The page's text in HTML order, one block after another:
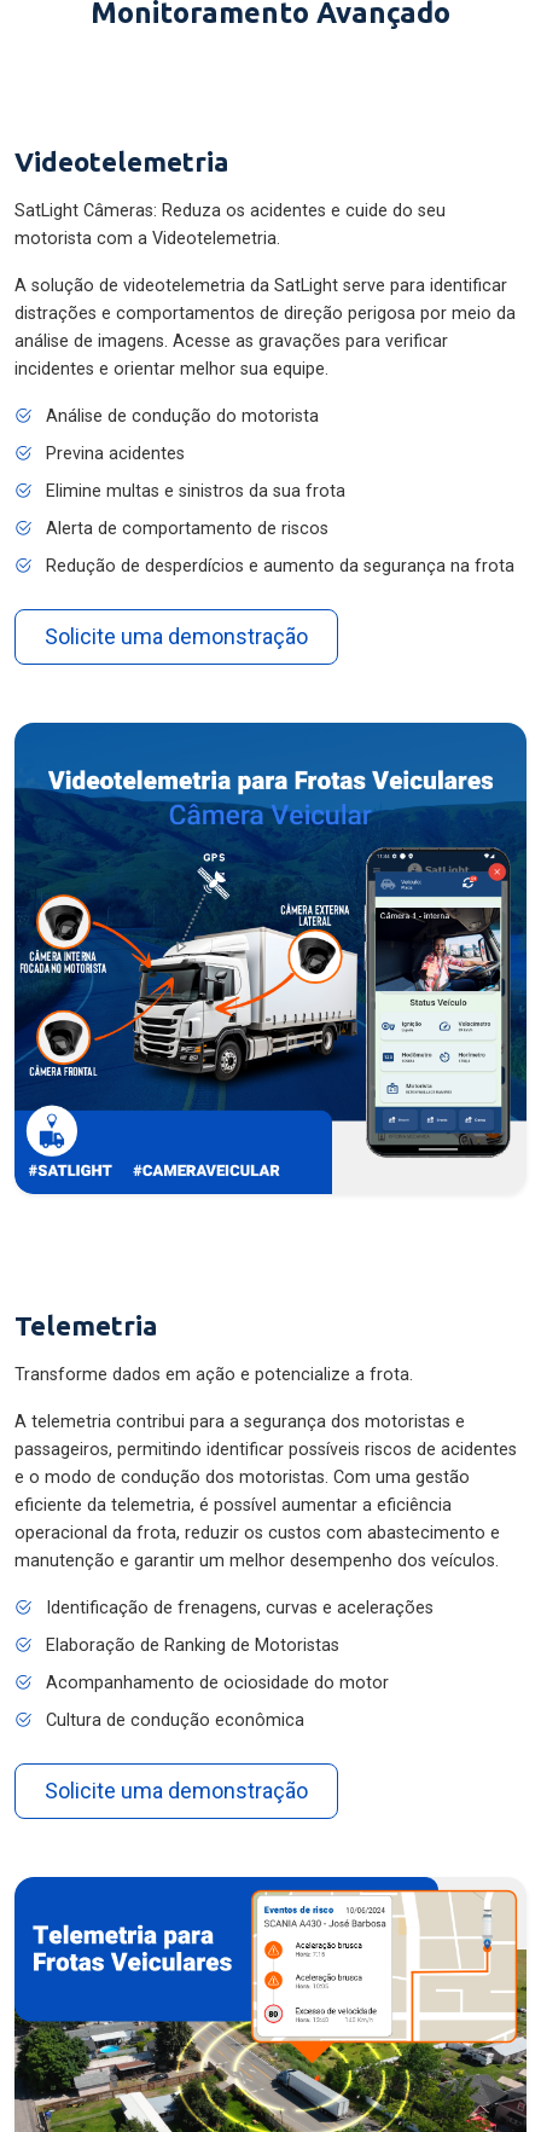
Monitoramento Avançado
Videotelemetria
SatLight Câmeras: Reduza os acidentes e cuide do seu
motorista com a Videotelemetria.
A solução de videotelemetria da SatLight serve para identificar
distrações e comportamentos de direção perigosa por meio da
análise de imagens. Acesse as gravações para verificar
incidentes e orientar melhor sua equipe.
Análise de condução do motorista
Previna acidentes
Elimine multas e sinistros da sua frota
Alerta de comportamento de riscos
Redução de desperdícios e aumento da segurança na frota
Solicite uma demonstração
Telemetria
Transforme dados em ação e potencialize a frota.
A telemetria contribui para a segurança dos motoristas e
passageiros, permitindo identificar possíveis riscos de acidentes
e o modo de condução dos motoristas. Com uma gestão
eficiente da telemetria, é possível aumentar a eficiência
operacional da frota, reduzir os custos com abastecimento e
manutenção e garantir um melhor desempenho dos veículos.
Identificação de frenagens, curvas e acelerações
Elaboração de Ranking de Motoristas
Acompanhamento de ociosidade do motor
Cultura de condução econômica
Solicite uma demonstração